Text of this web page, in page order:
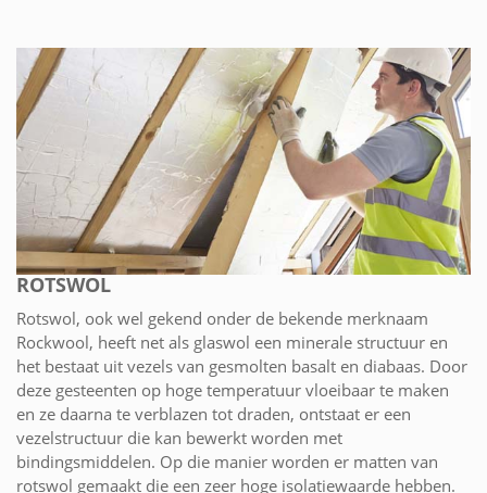
ROTSWOL
Rotswol, ook wel gekend onder de bekende merknaam
Rockwool, heeft net als glaswol een minerale structuur en
het bestaat uit vezels van gesmolten basalt en diabaas. Door
deze gesteenten op hoge temperatuur vloeibaar te maken
en ze daarna te verblazen tot draden, ontstaat er een
vezelstructuur die kan bewerkt worden met
bindingsmiddelen. Op die manier worden er matten van
rotswol gemaakt die een zeer hoge isolatiewaarde hebben.